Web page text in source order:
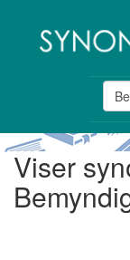
Viser